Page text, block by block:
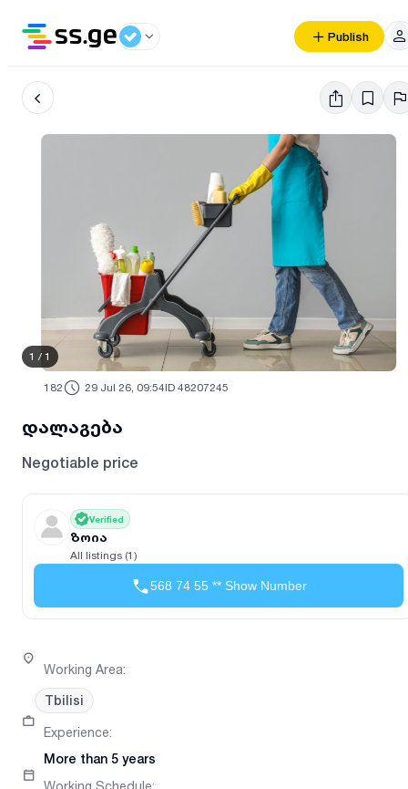
Publish
1 / 1
182 29 Jul 26, 09:54ID 48207245
დალაგება
Negotiable price
Verified
ზოია
All listings (1)
568 74 55 ** Show Number
Working Area:
Tbilisi
Experience:
More than 5 years
Working Schedule: